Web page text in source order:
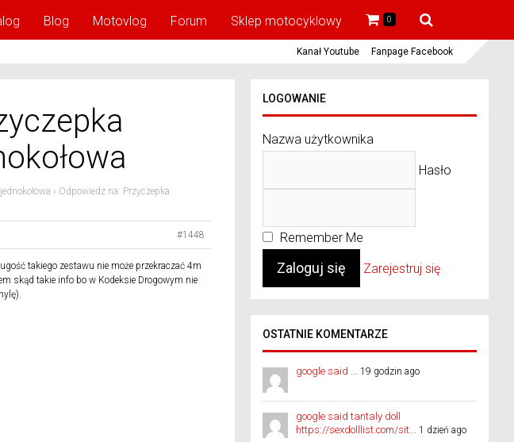
Blog Motovlog Forum Sklep motocyklowy 0
Kanał Youtube Fanpage Facebook
› Odpowiedz na: Przyczepka
#1448
takiego zestawu nie może przekraczać 4m
skąd takie info bo w Kodeksie Drogowym nie
LOGOWANIE
Nazwa użytkownika
Hasło
Remember Me
Zarejestruj się
OSTATNIE KOMENTARZE
google said ... 19 godzin ago
google said tantaly doll
https://sexdolllist.com/sit... 1 dzień ago